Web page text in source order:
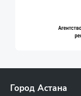
Город Астана